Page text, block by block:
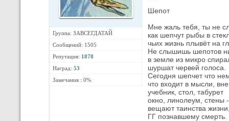
Группа: ЗАВСЕГДАТАЙ
Сообщений: 1505
Репутация: 1878
Наград: 53
Замечания : 0%
Шепот
Мне жаль тебя, ты не
как шепчут рыбы в
чьих жизнь плывёт на
Не слышишь шепотов
в земле из микро
шуршат червей голоса.
Сегодня шепчет что
что входит в мысли,
учебник, стол, табурет
окно, линолеум, стены -
вещают таинства
ГГ познавшему смерть.